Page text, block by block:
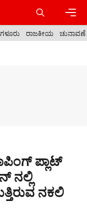
ರಾಜಕೀಯ ಚುನಾವಣೆ
ಪ್ಲಾಟ್
ನಲ್ಲಿ
ನಕಲಿ